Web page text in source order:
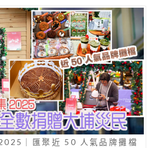
｜匯聚近 50 人氣品牌攤檔